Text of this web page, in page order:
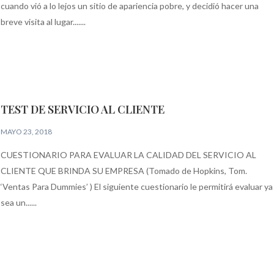
cuando vió a lo lejos un sitio de apariencia pobre, y decidió hacer una
breve visita al lugar.......
TEST DE SERVICIO AL CLIENTE
MAYO 23, 2018
CUESTIONARIO PARA EVALUAR LA CALIDAD DEL SERVICIO AL
CLIENTE QUE BRINDA SU EMPRESA (Tomado de Hopkins, Tom.
‘Ventas Para Dummies’ ) El siguiente cuestionario le permitirá evaluar ya
sea un......